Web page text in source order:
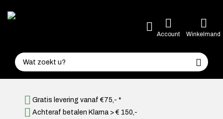
Account Winkelmand
Gratis levering vanaf €75,- *
Achteraf betalen Klarna > € 150,-